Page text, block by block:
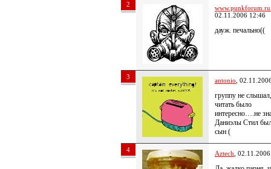
2 www.punkforum.ru
02.11.2006 12:46
дауж. печально((
3 antonio ,
группу не
читать было
интересно….не
Даниэлы Стил
сын (
4 Aztech ,